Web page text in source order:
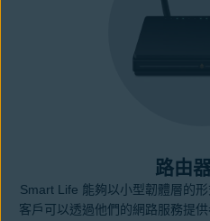
路由
Smart Life 能夠以小型韌體層的
客戶可以透過他們的網路服務提